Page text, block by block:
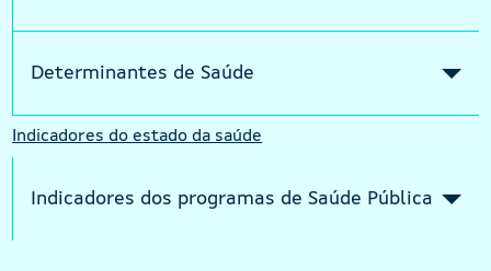
Determinantes de Saúde
Indicadores do estado da saúde
Indicadores dos programas de Saúde Pública